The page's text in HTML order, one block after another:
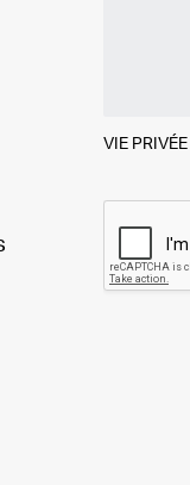
VIE PRIVÉE